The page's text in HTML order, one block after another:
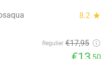
8.2 star
Regulier €17,95
,50